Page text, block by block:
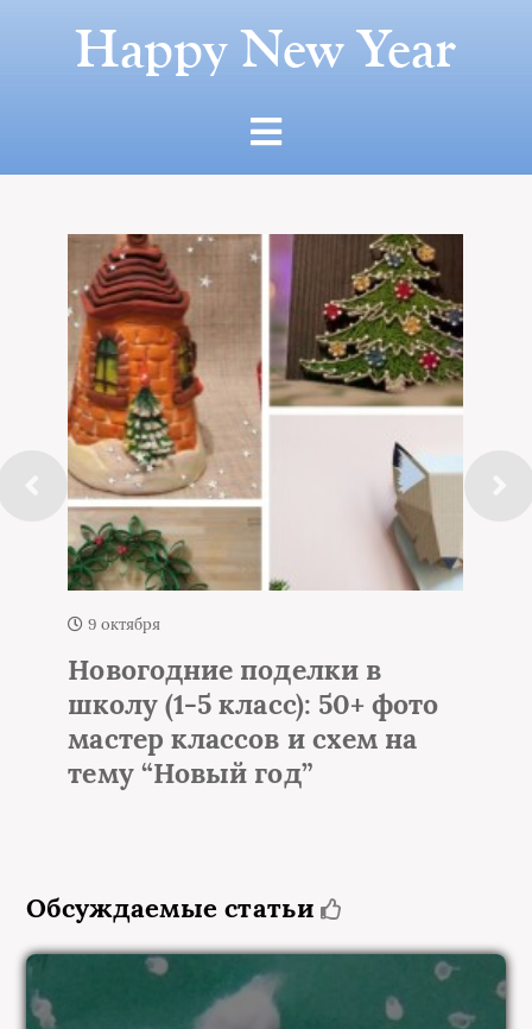
Happy New Year
9 октября
Новогодние поделки в
школу (1-5 класс): 50+ фото
мастер классов и схем на
тему “Новый год”
Обсуждаемые статьи